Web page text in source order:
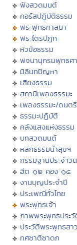
ฟังสวดมนต์
คอร์สปฏิบัติธรรม
พระพุทธศาสนา
พระไตรปิฏก
หัวข้อธรรม
พจนานุกรมพุทธศ
มิลินทปัญหา
เสียงธรรม
สถานีเพลงธรรมะ
เพลงธรรมะ/ดนต
ธรรมะปฏิบัติ
คลังแสงแห่งธรรม
บทสวดมนต์
หลักธรรมนำสุขฯ
กรรมฐานประจำวั
ฮีต ๑๒ คอง ๑๔
งานบุญประจำปี
ประเพณีทั่วไทย
พระพุทธเจ้า
ภาพพระพุทธประวั
ประวัติพระพุทธสา
ทศชาติชาดก